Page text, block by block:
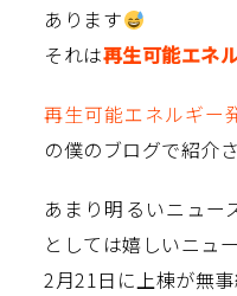
あります
それは再生可能エネ
再生可能エネルギー
の僕のブログで紹介
あまり明るいニュー
としては嬉しいニュ
2月21日に上棟が無